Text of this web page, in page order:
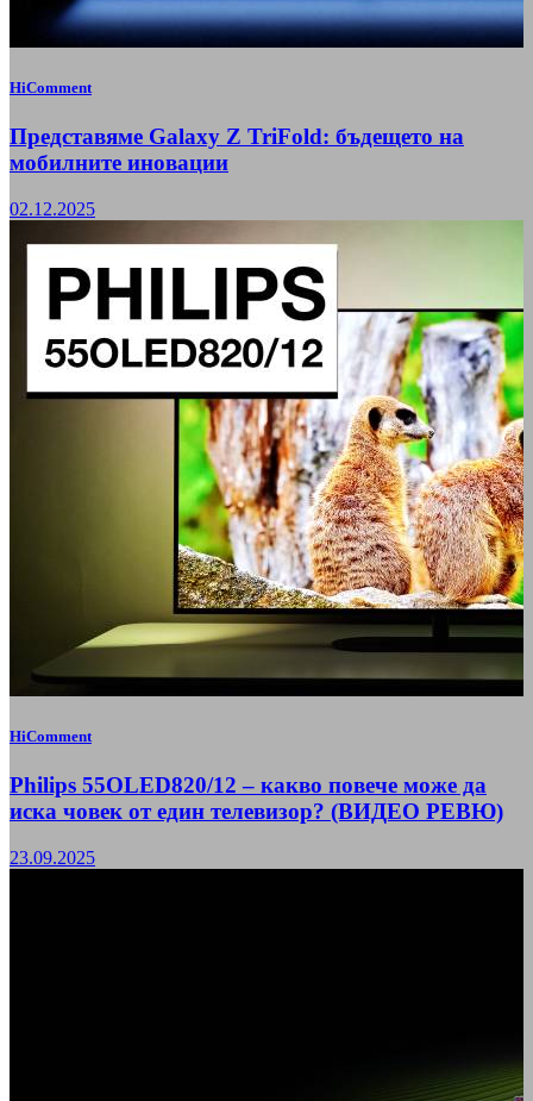
HiComment
Представяме Galaxy Z TriFold: бъдещето на
мобилните иновации
02.12.2025
HiComment
Philips 55OLED820/12 – какво повече може да
иска човек от един телевизор? (ВИДЕО РЕВЮ)
23.09.2025